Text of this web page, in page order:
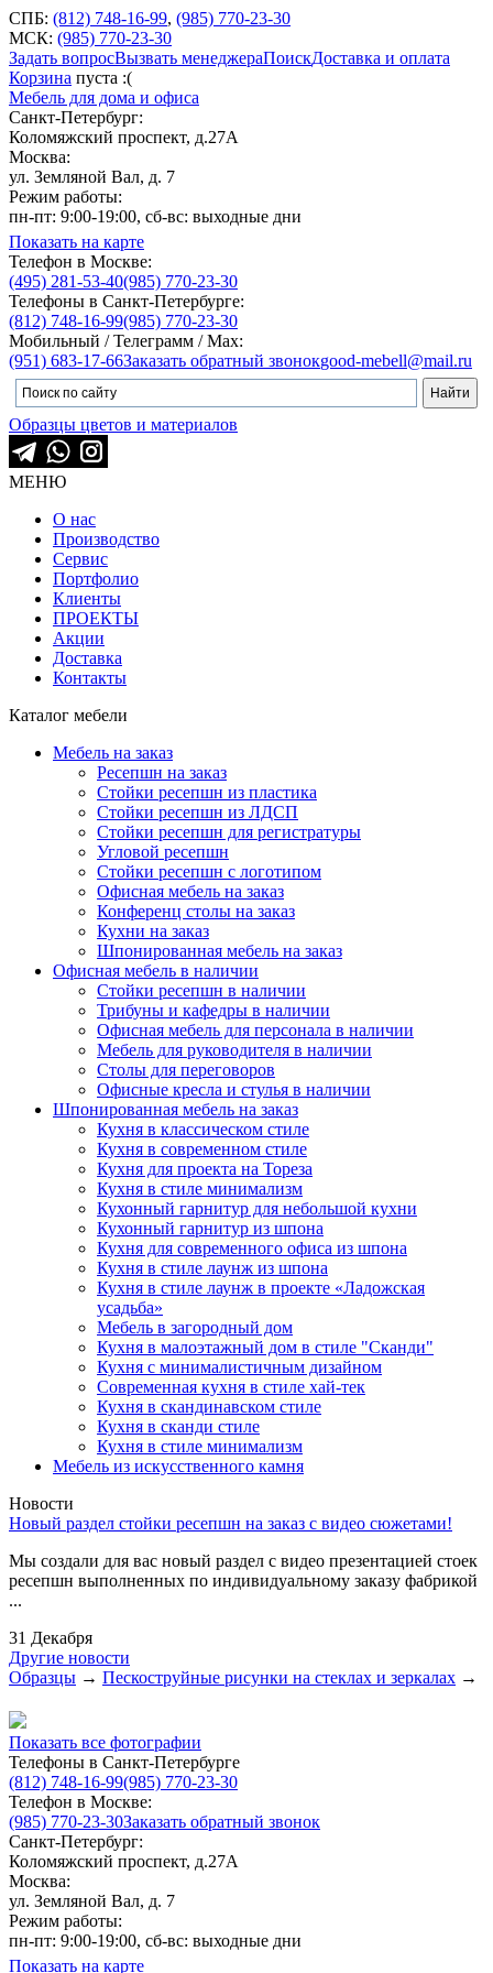
СПБ: (812) 748-16-99, (985) 770-23-30
МСК: (985) 770-23-30
Задать вопросВызвать менеджераПоискДоставка и оплата
Корзина пуста :(
Мебель для дома и офиса
Санкт-Петербург:
Коломяжский проспект, д.27А
Москва:
ул. Земляной Вал, д. 7
Режим работы:
пн-пт: 9:00-19:00, сб-вс: выходные дни
Показать на карте
Телефон в Москве:
(495) 281-53-40(985) 770-23-30
Телефоны в Санкт-Петербурге:
(812) 748-16-99(985) 770-23-30
Мобильный / Телеграмм / Max:
(951) 683-17-66Заказать обратный звонокgood-mebell@mail.ru
Образцы цветов и материалов
МЕНЮ
О нас
Производство
Сервис
Портфолио
Клиенты
ПРОЕКТЫ
Акции
Доставка
Контакты
Каталог мебели
Мебель на заказ
Ресепшн на заказ
Стойки ресепшн из пластика
Стойки ресепшн из ЛДСП
Стойки ресепшн для регистратуры
Угловой ресепшн
Стойки ресепшн с логотипом
Офисная мебель на заказ
Конференц столы на заказ
Кухни на заказ
Шпонированная мебель на заказ
Офисная мебель в наличии
Стойки ресепшн в наличии
Трибуны и кафедры в наличии
Офисная мебель для персонала в наличии
Мебель для руководителя в наличии
Столы для переговоров
Офисные кресла и стулья в наличии
Шпонированная мебель на заказ
Кухня в классическом стиле
Кухня в современном стиле
Кухня для проекта на Тореза
Кухня в стиле минимализм
Кухонный гарнитур для небольшой кухни
Кухонный гарнитур из шпона
Кухня для современного офиса из шпона
Кухня в стиле лаунж из шпона
Кухня в стиле лаунж в проекте «Ладожская
усадьба»
Мебель в загородный дом
Кухня в малоэтажный дом в стиле "Сканди"
Кухня с минималистичным дизайном
Современная кухня в стиле хай-тек
Кухня в скандинавском стиле
Кухня в сканди стиле
Кухня в стиле минимализм
Мебель из искусственного камня
Новости
Новый раздел стойки ресепшн на заказ с видео сюжетами!
Мы создали для вас новый раздел с видео презентацией стоек
ресепшн выполненных по индивидуальному заказу фабрикой
...
31 Декабря
Другие новости
Образцы → Пескоструйные рисунки на стеклах и зеркалах →
Показать все фотографии
Телефоны в Санкт-Петербурге
(812) 748-16-99(985) 770-23-30
Телефон в Москве:
(985) 770-23-30Заказать обратный звонок
Санкт-Петербург:
Коломяжский проспект, д.27А
Москва:
ул. Земляной Вал, д. 7
Режим работы:
пн-пт: 9:00-19:00, сб-вс: выходные дни
Показать на карте